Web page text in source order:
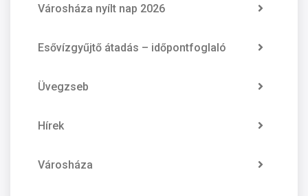
Városháza nyílt nap 2026
Esővízgyűjtő átadás – időpontfoglaló
Üvegzseb
Hírek
Városháza